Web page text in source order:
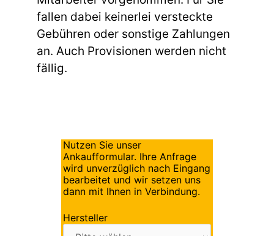
fallen dabei keinerlei versteckte
Gebühren oder sonstige Zahlungen
an. Auch Provisionen werden nicht
fällig.
Nutzen Sie unser
Ankaufformular. Ihre Anfrage
wird unverzüglich nach Eingang
bearbeitet und wir setzen uns
dann mit Ihnen in Verbindung.
Hersteller